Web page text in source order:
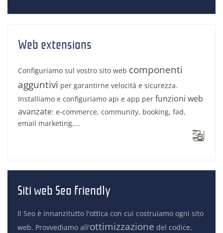
Web extensions
Configuriamo sul vostro sito web componenti
agguntivi per garantirne velocità e sicurezza.
Installiamo e configuriamo api e app per funzioni web
avanzate: e-commerce, community, booking, fad,
email marketing,...
Siti web Seo friendly
Il Seo è innanzitutto l'ottica con cui costruiamo ogni sito
web. Provvediamo all'ottimizzazione del codice,